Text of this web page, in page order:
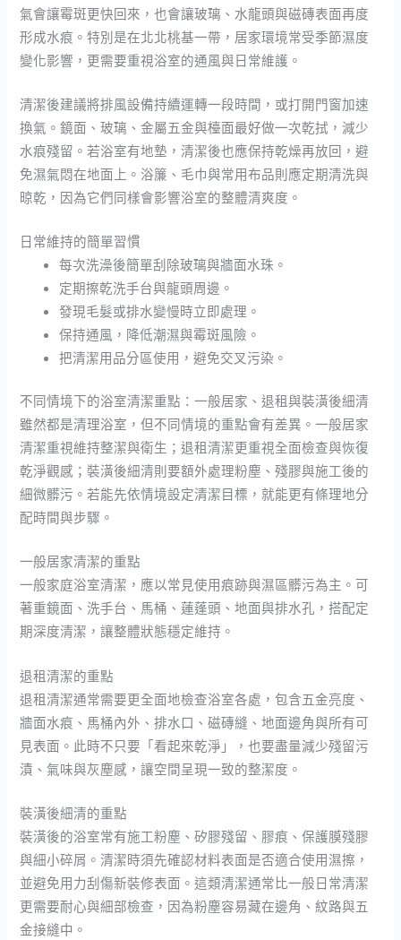
氣會讓霉斑更快回來，也會讓玻璃、水龍頭與磁磚表面再度
形成水痕。特別是在北北桃基一帶，居家環境常受季節濕度
變化影響，更需要重視浴室的通風與日常維護。
清潔後建議將排風設備持續運轉一段時間，或打開門窗加速
換氣。鏡面、玻璃、金屬五金與檯面最好做一次乾拭，減少
水痕殘留。若浴室有地墊，清潔後也應保持乾燥再放回，避
免濕氣悶在地面上。浴簾、毛巾與常用布品則應定期清洗與
晾乾，因為它們同樣會影響浴室的整體清爽度。
日常維持的簡單習慣
每次洗澡後簡單刮除玻璃與牆面水珠。
定期擦乾洗手台與龍頭周邊。
發現毛髮或排水變慢時立即處理。
保持通風，降低潮濕與霉斑風險。
把清潔用品分區使用，避免交叉污染。
不同情境下的浴室清潔重點：一般居家、退租與裝潢後細清
雖然都是清理浴室，但不同情境的重點會有差異。一般居家
清潔重視維持整潔與衛生；退租清潔更重視全面檢查與恢復
乾淨觀感；裝潢後細清則要額外處理粉塵、殘膠與施工後的
細微髒污。若能先依情境設定清潔目標，就能更有條理地分
配時間與步驟。
一般居家清潔的重點
一般家庭浴室清潔，應以常見使用痕跡與濕區髒污為主。可
著重鏡面、洗手台、馬桶、蓮蓬頭、地面與排水孔，搭配定
期深度清潔，讓整體狀態穩定維持。
退租清潔的重點
退租清潔通常需要更全面地檢查浴室各處，包含五金亮度、
牆面水痕、馬桶內外、排水口、磁磚縫、地面邊角與所有可
見表面。此時不只要「看起來乾淨」，也要盡量減少殘留污
漬、氣味與灰塵感，讓空間呈現一致的整潔度。
裝潢後細清的重點
裝潢後的浴室常有施工粉塵、矽膠殘留、膠痕、保護膜殘膠
與細小碎屑。清潔時須先確認材料表面是否適合使用濕擦，
並避免用力刮傷新裝修表面。這類清潔通常比一般日常清潔
更需要耐心與細部檢查，因為粉塵容易藏在邊角、紋路與五
金接縫中。